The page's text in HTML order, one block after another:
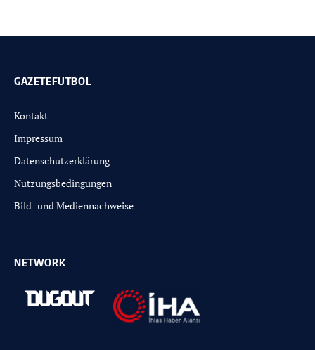
GAZETEFUTBOL
Kontakt
Impressum
Datenschutzerklärung
Nutzungsbedingungen
Bild- und Mediennachweise
NETWORK